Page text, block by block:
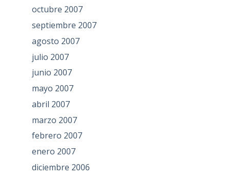
octubre 2007
septiembre 2007
agosto 2007
julio 2007
junio 2007
mayo 2007
abril 2007
marzo 2007
febrero 2007
enero 2007
diciembre 2006